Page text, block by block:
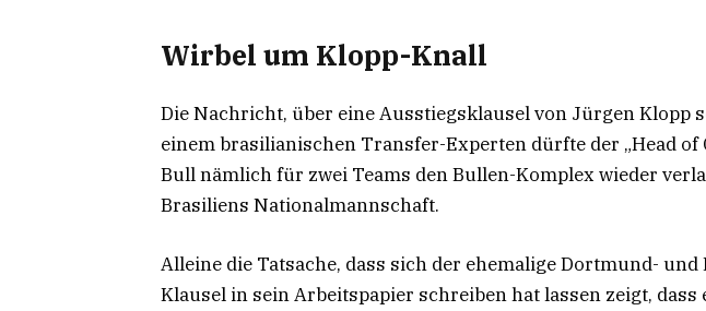
Wirbel um Klopp-Knall
Die Nachricht, über eine Ausstiegsklausel von Jürgen Klopp
einem brasilianischen Transfer-Experten dürfte der „Head of
Bull nämlich für zwei Teams den Bullen-Komplex wieder
Brasiliens Nationalmannschaft.
Alleine die Tatsache, dass sich der ehemalige Dortmund- und
Klausel in sein Arbeitspapier schreiben hat lassen zeigt, dass